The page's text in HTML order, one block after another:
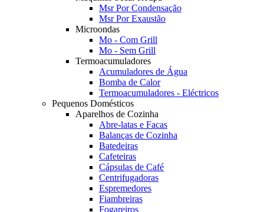
Msr Por Condensação
Msr Por Exaustão
Microondas
Mo - Com Grill
Mo - Sem Grill
Termoacumuladores
Acumuladores de Água
Bomba de Calor
Termoacumuladores - Eléctricos
Pequenos Domésticos
Aparelhos de Cozinha
Abre-latas e Facas
Balanças de Cozinha
Batedeiras
Cafeteiras
Cápsulas de Café
Centrifugadoras
Espremedores
Fiambreiras
Fogareiros